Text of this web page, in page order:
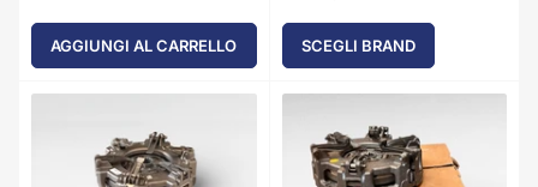
AGGIUNGI AL CARRELLO SCEGLI BRAND